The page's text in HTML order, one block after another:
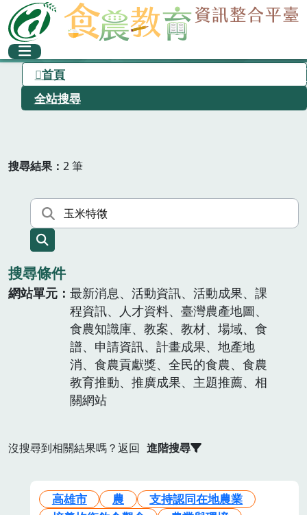
首頁
全站搜尋
搜尋結果 2 筆
搜尋條件
網站單元
最新消息、活動資訊、活動成果、課
程資訊、人才資料、臺灣農產地圖、
食農知識庫、教案、教材、場域、食
譜、申請資訊、計畫成果、地產地
消、食農貢獻獎、全民的食農、食農
教育推動、推廣成果、主題推薦、相
關網站
沒搜尋到相關結果嗎？返回 進階搜尋
高雄市 農
支持認同在地農業